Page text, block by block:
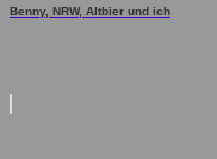
Benny, NRW, Altbier und ich